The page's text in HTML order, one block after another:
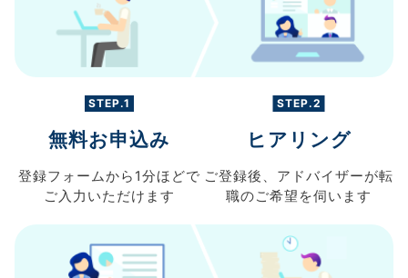
STEP.1
無料お申込み
登録フォームから 1分ほどで
ご入力 いただけます
STEP.2
ヒアリング
ご登録後、 アドバイザーが転
職のご希望を伺います